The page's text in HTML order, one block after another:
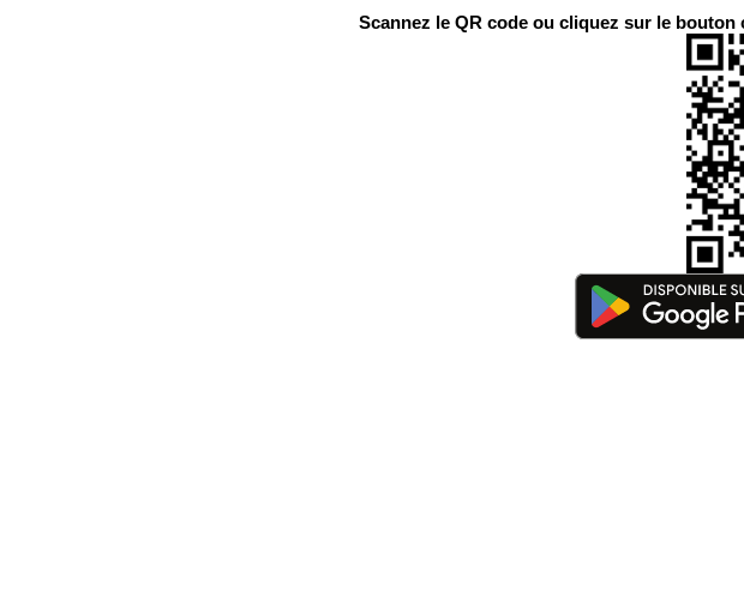
Scannez le QR code ou cliquez sur le